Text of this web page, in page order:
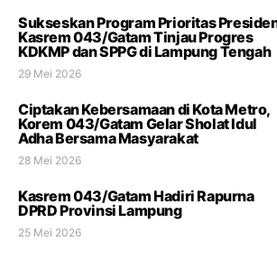
Sukseskan Program Prioritas
Kasrem 043/Gatam Tinjau Progres
KDKMP dan SPPG di Lampung Tengah
29 Mei 2026
Ciptakan Kebersamaan di Kota Metro,
Korem 043/Gatam Gelar Sholat Idul
Adha Bersama Masyarakat
28 Mei 2026
Kasrem 043/Gatam Hadiri Rapurna
DPRD Provinsi Lampung
25 Mei 2026